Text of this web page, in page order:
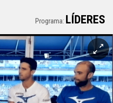
Programa: LÍDERES